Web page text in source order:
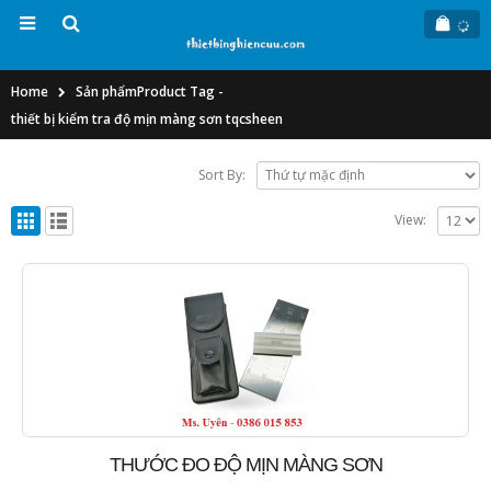
Home Sản phẩmProduct Tag -
thiết bị kiểm tra độ mịn màng sơn tqcsheen
Sort By:
View:
THƯỚC ĐO ĐỘ MỊN MÀNG SƠN